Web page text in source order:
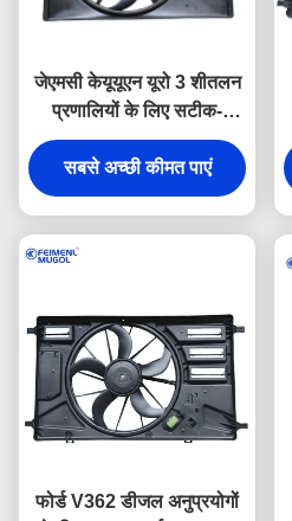
जेएमसी केयूयूएन यूरो 3 शीतलन
प्रणालियों के लिए सटीक-
संतुलित EFN2-19553-AA
इलेक्ट्रिक प्रशंसक विधानसभा,
चिकनी और शांत संचालन प्रदान
सबसे अच्छी कीमत पाएं
फोर्ड V362 डीजल अनुप्रयोगों